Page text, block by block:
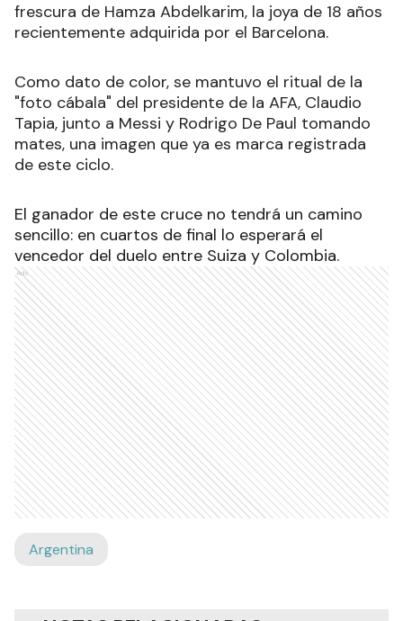
frescura de Hamza Abdelkarim, la joya de 18 años
recientemente adquirida por el Barcelona.
Como dato de color, se mantuvo el ritual de la
"foto cábala" del presidente de la AFA, Claudio
Tapia, junto a Messi y Rodrigo De Paul tomando
mates, una imagen que ya es marca registrada
de este ciclo.
El ganador de este cruce no tendrá un camino
sencillo: en cuartos de final lo esperará el
vencedor del duelo entre Suiza y Colombia.
Ads
Argentina